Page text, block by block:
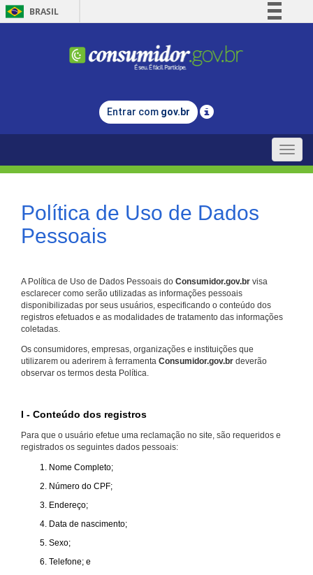
BRASIL
Comunica BR
Legislação
Entrar com gov.br
Toggle
Política de Uso de Dados
Pessoais
A Política de Uso de Dados Pessoais do Consumidor.gov.br visa
esclarecer como serão utilizadas as informações pessoais
disponibilizadas por seus usuários, especificando o conteúdo dos
registros efetuados e as modalidades de tratamento das informações
coletadas.
Os consumidores, empresas, organizações e instituições que
utilizarem ou aderirem à ferramenta Consumidor.gov.br deverão
observar os termos desta Política.
I - Conteúdo dos registros
Para que o usuário efetue uma reclamação no site, são requeridos e
registrados os seguintes dados pessoais:
Nome Completo;
Número do CPF;
Endereço;
Data de nascimento;
Sexo;
Telefone; e